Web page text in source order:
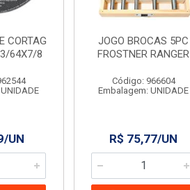
CORTAG
64X7/8
UN
JOGO BROCAS 5PC
FROSTNER RANGER
Código: 966604
Embalagem: UNIDADE
R$ 75,77/UN